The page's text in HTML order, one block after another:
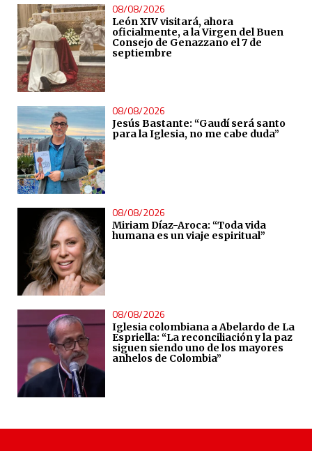
08/08/2026
León XIV visitará, ahora
oficialmente, a la Virgen del Buen
Consejo de Genazzano el 7 de
septiembre
08/08/2026
Jesús Bastante: “Gaudí será santo
para la Iglesia, no me cabe duda”
08/08/2026
Miriam Díaz-Aroca: “Toda vida
humana es un viaje espiritual”
08/08/2026
Iglesia colombiana a Abelardo de La
Espriella: “La reconciliación y la paz
siguen siendo uno de los mayores
anhelos de Colombia”